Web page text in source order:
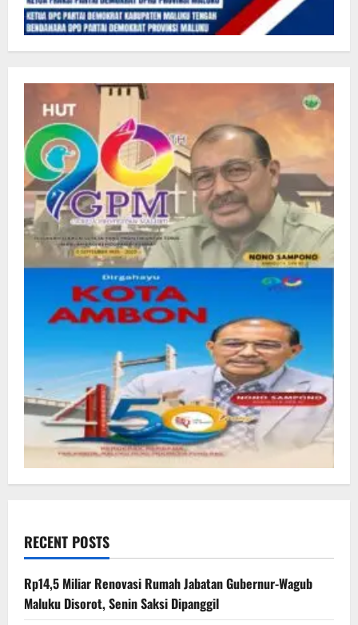
RECENT POSTS
Rp14,5 Miliar Renovasi Rumah Jabatan Gubernur-Wagub
Maluku Disorot, Senin Saksi Dipanggil